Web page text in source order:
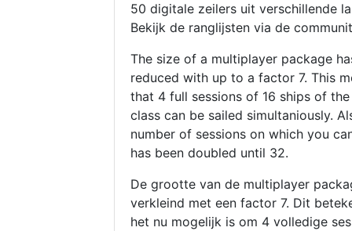
50 digitale zeilers uit verschillende
Bekijk de ranglijsten via de
The size of a multiplayer package
reduced with up to a factor 7. This
that 4 full sessions of 16 ships of
class can be sailed simultaniously.
number of sessions on which you
has been doubled until 32.
De grootte van de multiplayer
verkleind met een factor 7. Dit
het nu mogelijk is om 4 volledige